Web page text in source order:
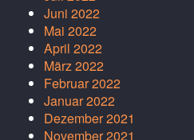
Juni 2022
Mai 2022
April 2022
März 2022
Februar 2022
Januar 2022
Dezember 2021
November 2021